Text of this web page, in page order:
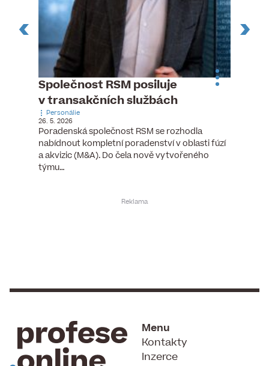
Společnost RSM posiluje
v transakčních službách
Personálie
26. 5. 2026
Poradenská společnost RSM se rozhodla
nabídnout kompletní poradenství v oblasti fúzí
a akvizic (M&A). Do čela nově vytvořeného
týmu…
Menu
Kontakty
Inzerce